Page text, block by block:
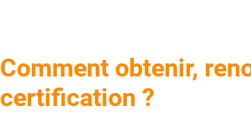
Comment obtenir,
certification ?